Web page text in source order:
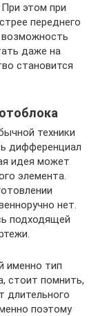
этом при
переднего
даже на
становится
техники
дифференциал
идея может
элемента.
нет.
подходящей
именно тип
стоит помнить,
длительного
поэтому